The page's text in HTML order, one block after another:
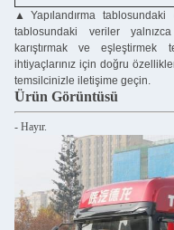
▲ Yapılandırma
tablosundaki veriler
karıştırmak ve eşleştirmek
ihtiyaçlarınız için doğru
temsilcinizle iletişime geçin.
Ürün Görüntüsü
- Hayır.